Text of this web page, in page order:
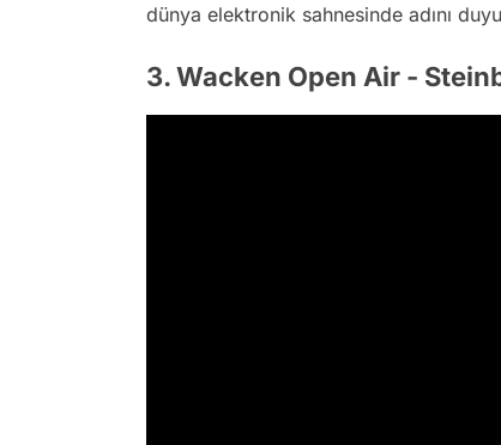
dünya elektronik sahnesinde adını
3. Wacken Open Air -